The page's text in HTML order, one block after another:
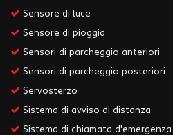
Sensore di luce
Sensore di pioggia
Sensori di parcheggio anteriori
Sensori di parcheggio posteriori
Servosterzo
Sistema di avviso di distanza
Sistema di chiamata d'emergenza